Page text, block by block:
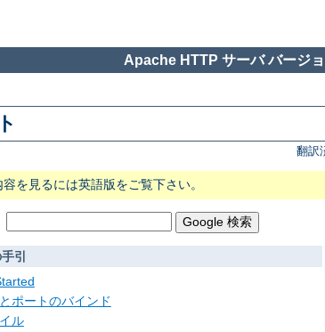
Apache HTTP サーバ バージ
翻訳
を見るには英語版をご覧下さい。
引
ポートのバインド
ル